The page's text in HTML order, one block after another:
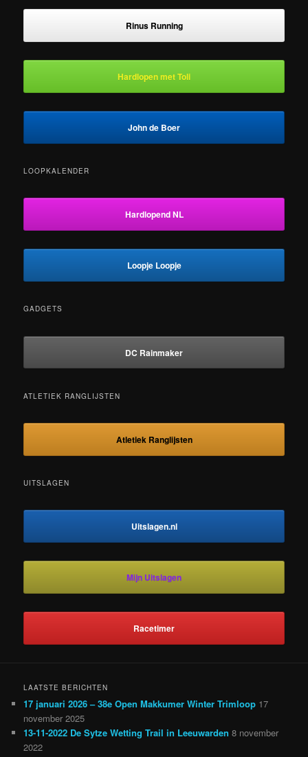
Rinus Running
Hardlopen met Toli
John de Boer
LOOPKALENDER
Hardlopend NL
Loopje Loopje
GADGETS
DC Rainmaker
ATLETIEK RANGLIJSTEN
Atletiek Ranglijsten
UITSLAGEN
Uitslagen.nl
Mijn Uitslagen
Racetimer
LAATSTE BERICHTEN
17 januari 2026 – 38e Open Makkumer Winter Trimloop 17
november 2025
13-11-2022 De Sytze Wetting Trail in Leeuwarden 8 november
2022